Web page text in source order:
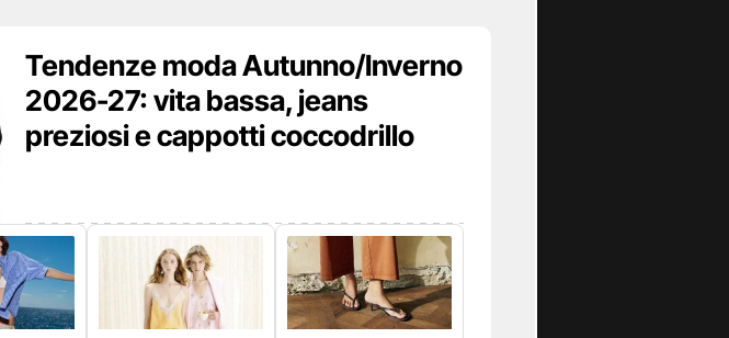
Tendenze moda Autunno/Inverno
2026-27: vita bassa, jeans
preziosi e cappotti coccodrillo